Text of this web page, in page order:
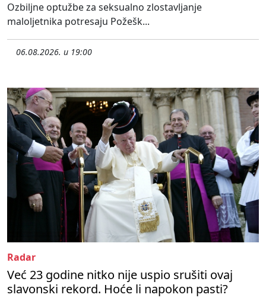
Ozbiljne optužbe za seksualno zlostavljanje
maloljetnika potresaju Požešk...
06.08.2026. u 19:00
Radar
Već 23 godine nitko nije uspio srušiti ovaj
slavonski rekord. Hoće li napokon pasti?